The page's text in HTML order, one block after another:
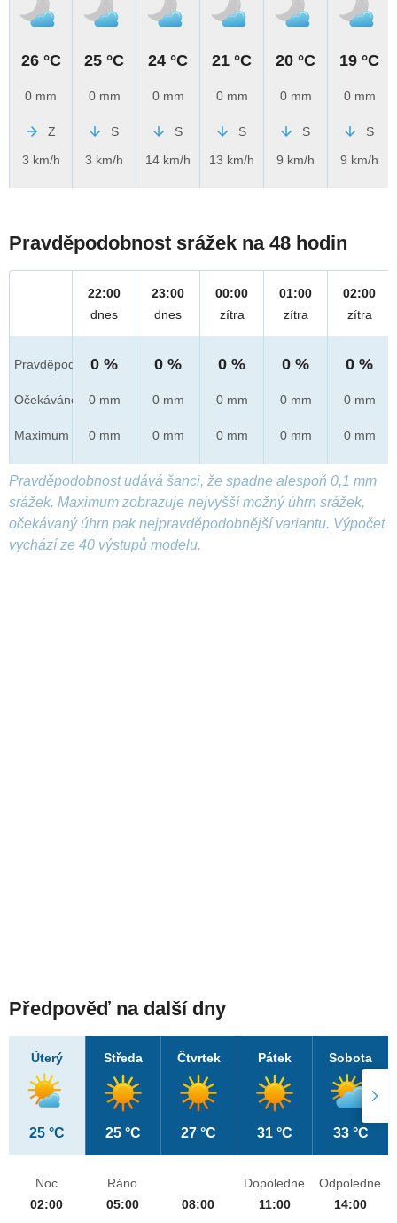
26 °C
0 mm
Z
3 km/h
25 °C
0 mm
S
3 km/h
24 °C
0 mm
S
14 km/h
21 °C
0 mm
S
13 km/h
20 °C
0 mm
S
9 km/h
19 °C
0 mm
S
9 km/h
Pravděpodobnost srážek na 48 hodin
Pravděpod.
Očekáváno
Maximum
22:00
dnes
0 %
0 mm
0 mm
23:00
dnes
0 %
0 mm
0 mm
00:00
zítra
0 %
0 mm
0 mm
01:00
zítra
0 %
0 mm
0 mm
02:00
zítra
0 %
0 mm
0 mm
Pravděpodobnost udává šanci, že spadne alespoň 0,1 mm
srážek. Maximum zobrazuje nejvyšší možný úhrn srážek,
očekávaný úhrn pak nejpravděpodobnější variantu. Výpočet
vychází ze 40 výstupů modelu.
Předpověď na další dny
Úterý
25 °C
Středa
25 °C
Čtvrtek
27 °C
Pátek
31 °C
Sobota
33 °C
Noc
02:00
Ráno
05:00
08:00
Dopoledne
11:00
Odpoledne
14:00